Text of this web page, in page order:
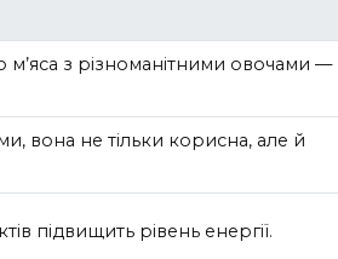
м’яса з різноманітними овочами
вона не тільки корисна, але й
підвищить рівень енергії.